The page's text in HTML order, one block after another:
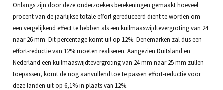
Onlangs zijn door deze onderzoekers berekeningen gemaakt hoeveel
procent van de jaarlijkse totale effort gereduceerd dient te worden om
een vergelijkend effect te hebben als een kuilmaaswijdtevergroting van 24
naar 26 mm. Dit percentage komt uit op 12%. Denemarken zal dus een
effort-reductie van 12% moeten realiseren. Aangezien Duitsland en
Nederland een kuilmaaswijdtevergroting van 24 mm naar 25 mm zullen
toepassen, komt de nog aanvullend toe te passen effort-reductie voor
deze landen uit op 6,1% in plaats van 12%.